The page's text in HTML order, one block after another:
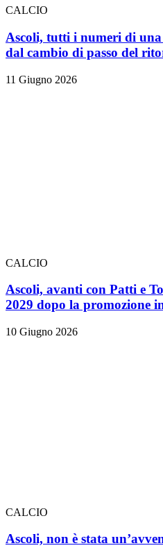
CALCIO
Ascoli, tutti i numeri di
dal cambio di passo del
11 Giugno 2026
CALCIO
Ascoli, avanti con Patti e
2029 dopo la promozione
10 Giugno 2026
CALCIO
Ascoli, non è stata